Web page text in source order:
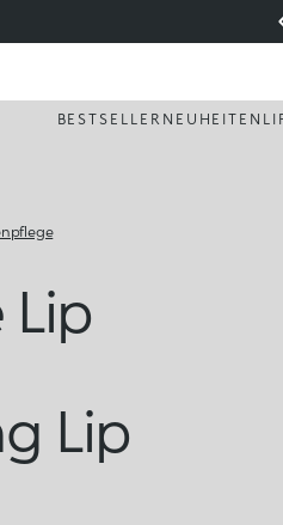
BESTSELLER NEUHEITEN
Lip
Lip